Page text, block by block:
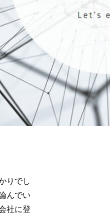
りでし
んでい
社に登